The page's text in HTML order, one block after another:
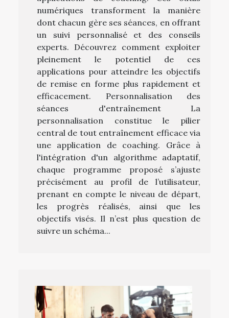
numériques transforment la manière
dont chacun gère ses séances, en offrant
un suivi personnalisé et des conseils
experts. Découvrez comment exploiter
pleinement le potentiel de ces
applications pour atteindre les objectifs
de remise en forme plus rapidement et
efficacement. Personnalisation des
séances d'entraînement La
personnalisation constitue le pilier
central de tout entraînement efficace via
une application de coaching. Grâce à
l'intégration d'un algorithme adaptatif,
chaque programme proposé s’ajuste
précisément au profil de l’utilisateur,
prenant en compte le niveau de départ,
les progrès réalisés, ainsi que les
objectifs visés. Il n’est plus question de
suivre un schéma...